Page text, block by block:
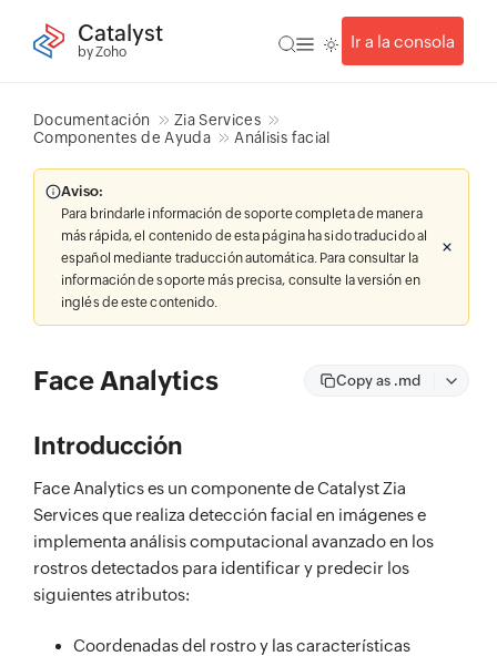
Catalyst
by Zoho
Ir a la consola
Documentación
Zia Services
Componentes de Ayuda
Análisis facial
Aviso:
Para brindarle información de soporte completa de manera
más rápida, el contenido de esta página ha sido traducido al
español mediante traducción automática. Para consultar la
información de soporte más precisa, consulte la versión en
inglés de este contenido.
Face Analytics Copy as .md
Introducción
Face Analytics es un componente de Catalyst Zia
Services que realiza detección facial en imágenes e
implementa análisis computacional avanzado en los
rostros detectados para identificar y predecir los
siguientes atributos:
Coordenadas del rostro y las características